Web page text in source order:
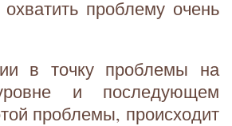
проблему очень
в точку проблемы на
и последующем
проблемы, происходит